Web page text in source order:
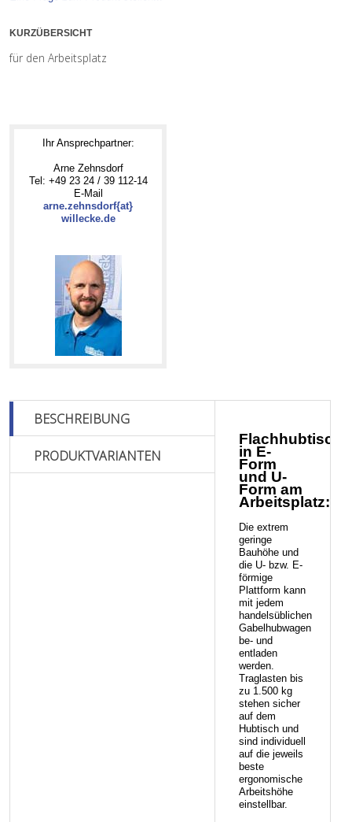
KURZÜBERSICHT
für den Arbeitsplatz
Ihr Ansprechpartner:
Arne Zehnsdorf
Tel: +49 23 24 / 39 112-14
E-Mail
arne.zehnsdorf{at}
willecke.de
BESCHREIBUNG
PRODUKTVARIANTEN
Flachhubtische
in E-
Form
und U-
Form am
Arbeitsplatz:
Die extrem
geringe
Bauhöhe und
die U- bzw. E-
förmige
Plattform kann
mit jedem
handelsüblichen
Gabelhubwagen
be- und
entladen
werden.
Traglasten bis
zu 1.500 kg
stehen sicher
auf dem
Hubtisch und
sind individuell
auf die jeweils
beste
ergonomische
Arbeitshöhe
einstellbar.